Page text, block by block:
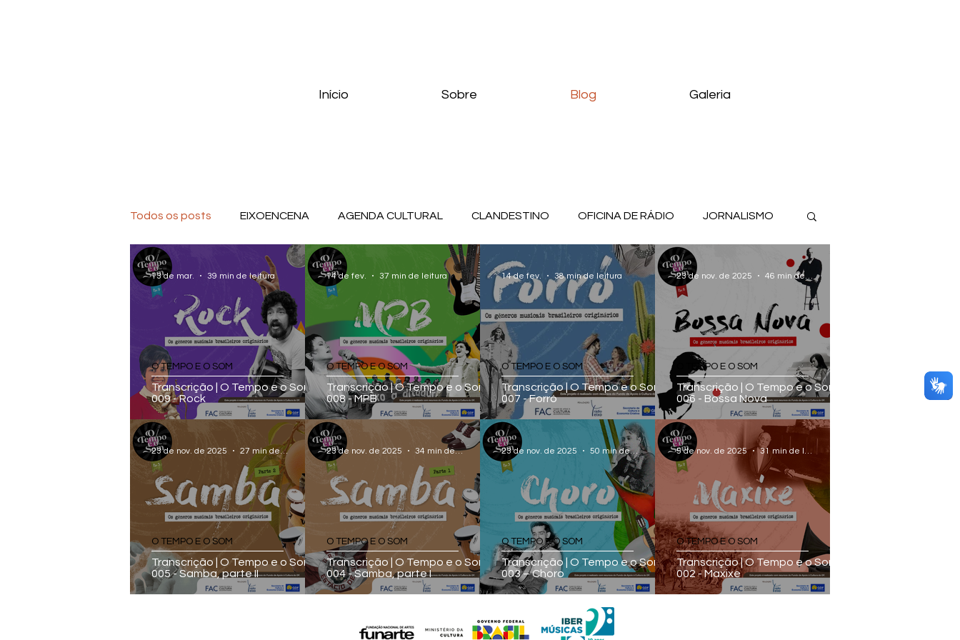
Início Sobre Blog Galeria
Todos os posts EIXOENCENA AGENDA CULTURAL CLANDESTINO OFICINA DE RÁDIO JORNALISMO
CUMBUCA O TEMPO E O SOM
Transcrição | O Tempo e o Som -
009 - Rock
O TEMPO E O SOM
13 de mar. 39 min de leitura
Transcrição | O Tempo e o Som -
008 - MPB
O TEMPO E O SOM
14 de fev. 37 min de leitura
Transcrição | O Tempo e o Som -
007 - Forró
O TEMPO E O SOM
14 de fev. 38 min de leitura
Transcrição | O Tempo e o Som -
006 - Bossa Nova
O TEMPO E O SOM
23 de nov. de 2025
Transcrição | O Tempo e o Som -
005 - Samba, parte II
O TEMPO E O SOM
23 de nov. de 2025 27 min de leitura
Transcrição | O Tempo e o Som -
004 - Samba, parte I
O TEMPO E O SOM
23 de nov. de 2025 34 min de leitura
Transcrição | O Tempo e o Som
003 – Choro
O TEMPO E O SOM
23 de nov. de 2025 50 min de leitura
Transcrição | O Tempo e o Som -
002 - Maxixe
O TEMPO E O SOM
5 de nov. de 2025